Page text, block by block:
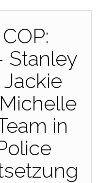
Stanley
in